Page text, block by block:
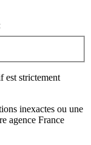
est strictement
inexactes ou une
agence France